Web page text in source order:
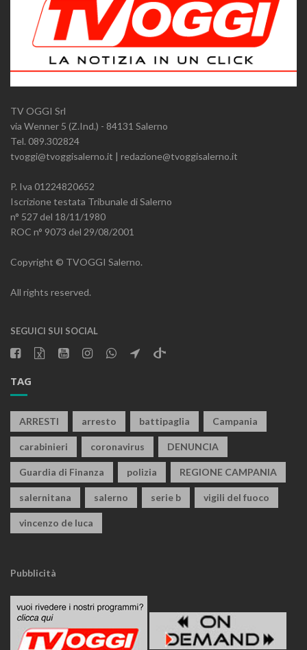
TV OGGI Srl
via Wenner 5 (Z.Ind.) - 84131 Salerno
Tel. 089.302824
tvoggi@tvoggisalerno.it | redazione@tvoggisalerno.it
P. Iva 01224820652
Iscrizione testata Tribunale di Salerno
n° 527 del 18/11/1980
ROC n° 9073 del 29/08/2001
Copyright © TVOGGI Salerno.
All rights reserved.
SEGUICI SUI SOCIAL
TAG
ARRESTI arresto battipaglia Campania
carabinieri coronavirus DENUNCIA
Guardia di Finanza polizia REGIONE CAMPANIA
salernitana salerno serie b vigili del fuoco
vincenzo de luca
Pubblicità